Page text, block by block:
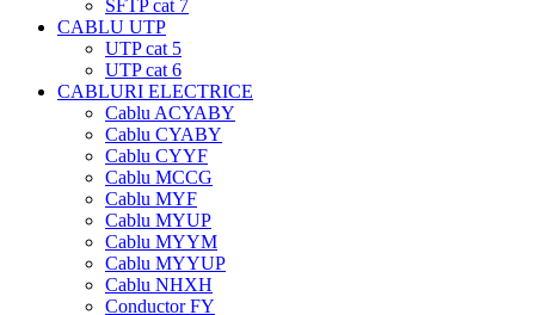
SFTP cat 7
CABLU UTP
UTP cat 5
UTP cat 6
CABLURI ELECTRICE
Cablu ACYABY
Cablu CYABY
Cablu CYYF
Cablu MCCG
Cablu MYF
Cablu MYUP
Cablu MYYM
Cablu MYYUP
Cablu NHXH
Conductor FY